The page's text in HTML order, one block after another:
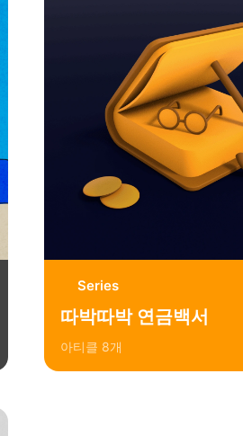
Series
따박따박 연금백서
아티클 8개